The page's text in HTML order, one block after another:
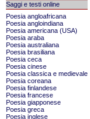
Saggi e testi online
Poesia angloafricana
Poesia angloindiana
Poesia americana (USA)
Poesia araba
Poesia australiana
Poesia brasiliana
Poesia ceca
Poesia cinese
Poesia classica e medievale
Poesia coreana
Poesia finlandese
Poesia francese
Poesia giapponese
Poesia greca
Poesia inglese